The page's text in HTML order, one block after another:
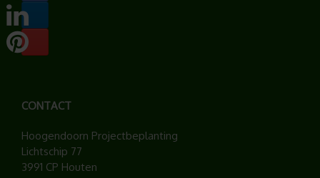
CONTACT
Hoogendoorn Projectbeplanting
Lichtschip 77
3991 CP Houten